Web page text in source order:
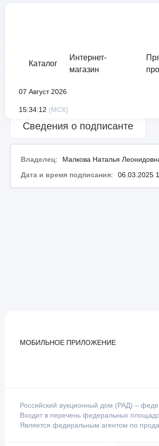
Каталог
Интернет-
магазин
07 Август 2026
15:34:12 (МСК)
Сведения о подписанте
Владелец:
Малкова Наталья
Дата и время подписания: 06.03.2025
МОБИЛЬНОЕ ПРИЛОЖЕНИЕ
Российский аукционный дом (РАД) –
Входит в перечень федеральных
Является федеральным агентом по